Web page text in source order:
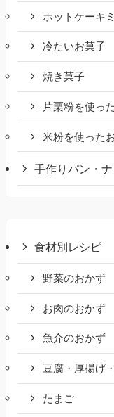
ホットケーキ
冷たいお菓子
焼き菓子
片栗粉を使っ
米粉を使った
手作りパン・
食材別レシピ
野菜のおかず
お肉のおかず
魚介のおかず
豆腐・厚揚げ
たまご